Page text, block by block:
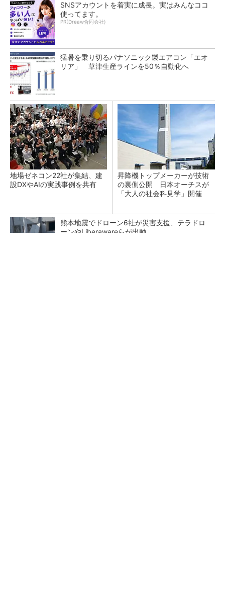
SNSアカウントを着実に成長。実はみんなココ
使ってます。
PR(Dreaw合同会社)
猛暑を乗り切るパナソニック製エアコン「エオ
リア」 草津生産ラインを50％自動化へ
地場ゼネコン22社が集結、建
設DXやAIの実践事例を共有
昇降機トップメーカーが技術
の裏側公開 日本オーチスが
「大人の社会科見学」開催
熊本地震でドローン6社が災害支援、テラドロ
ーンやLiberawareらが出動